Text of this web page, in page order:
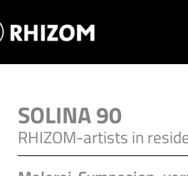
SOLINA 90
RHIZOM-artists in